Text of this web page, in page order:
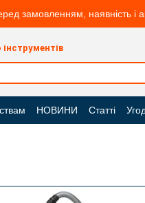
замовленням, наявність і
НОВИНИ Статті